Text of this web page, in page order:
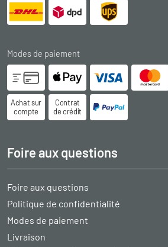
Modes de paiement
Achat sur
compte
Contrat
de crédit
Foire aux questions
Foire aux questions
Politique de confidentialité
Modes de paiement
Livraison